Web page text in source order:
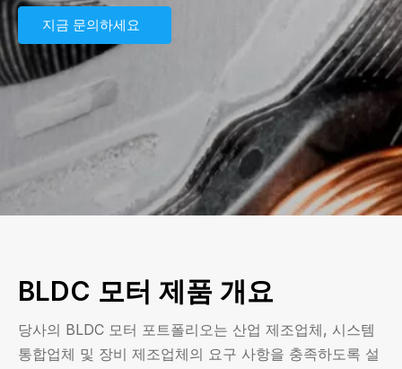
지금 문의하세요
BLDC 모터 제품 개요
당사의 BLDC 모터 포트폴리오는 산업 제조업체, 시스템
통합업체 및 장비 제조업체의 요구 사항을 충족하도록 설